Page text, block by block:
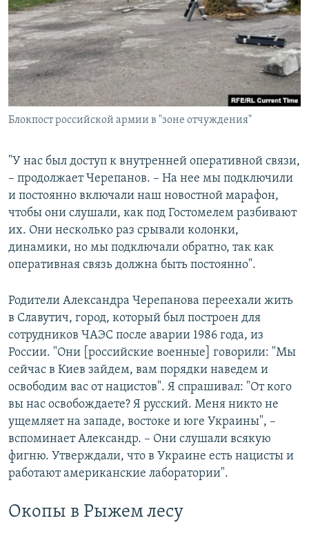
Блокпост российской армии в "зоне отчуждения"
"У нас был доступ к внутренней оперативной связи,
– продолжает Черепанов. – На нее мы подключили
и постоянно включали наш новостной марафон,
чтобы они слушали, как под Гостомелем разбивают
их. Они несколько раз срывали колонки,
динамики, но мы подключали обратно, так как
оперативная связь должна быть постоянно".
Родители Александра Черепанова переехали жить
в Славутич, город, который был построен для
сотрудников ЧАЭС после аварии 1986 года, из
России. "Они [российские военные] говорили: "Мы
сейчас в Киев зайдем, вам порядки наведем и
освободим вас от нацистов". Я спрашивал: "От кого
вы нас освобождаете? Я русский. Меня никто не
ущемляет на западе, востоке и юге Украины", –
вспоминает Александр. – Они слушали всякую
фигню. Утверждали, что в Украине есть нацисты и
работают американские лаборатории".
Окопы в Рыжем лесу